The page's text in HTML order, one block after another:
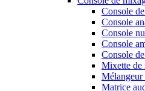
Console
Console
Console
Console
Console
Mixette de
Mélangeur
Matrice